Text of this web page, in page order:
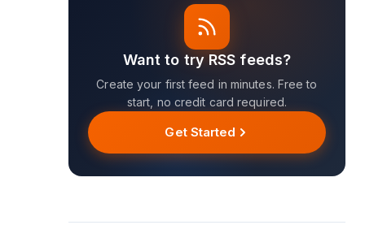
Want to try RSS feeds?
Create your first feed in minutes. Free to
start, no credit card required.
Get Started